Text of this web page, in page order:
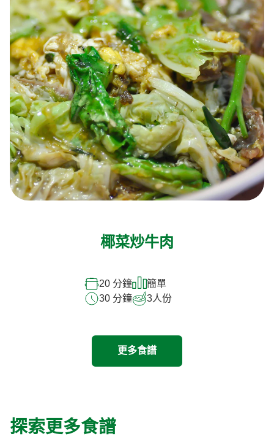
椰菜炒牛肉
20 分鐘
簡單
30 分鐘
3人份
更多食譜
探索更多食譜